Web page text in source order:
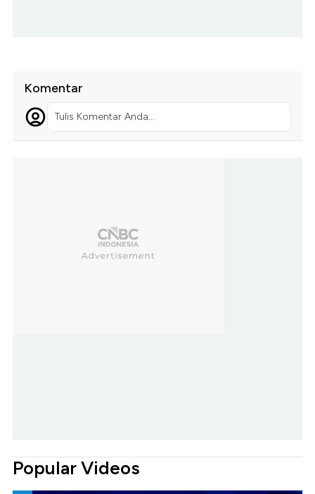
Komentar
Tulis Komentar Anda...
Popular Videos